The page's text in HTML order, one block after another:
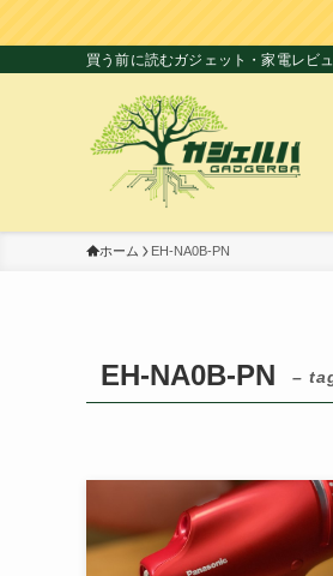
買う前に読むガジェット・家電レビ
ホーム EH-NA0B-PN
EH-NA0B-PN –